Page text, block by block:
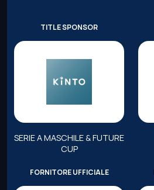
TITLE SPONSOR
SERIE A MASCHILE & FUTURE
CUP
FORNITORE UFFICIALE